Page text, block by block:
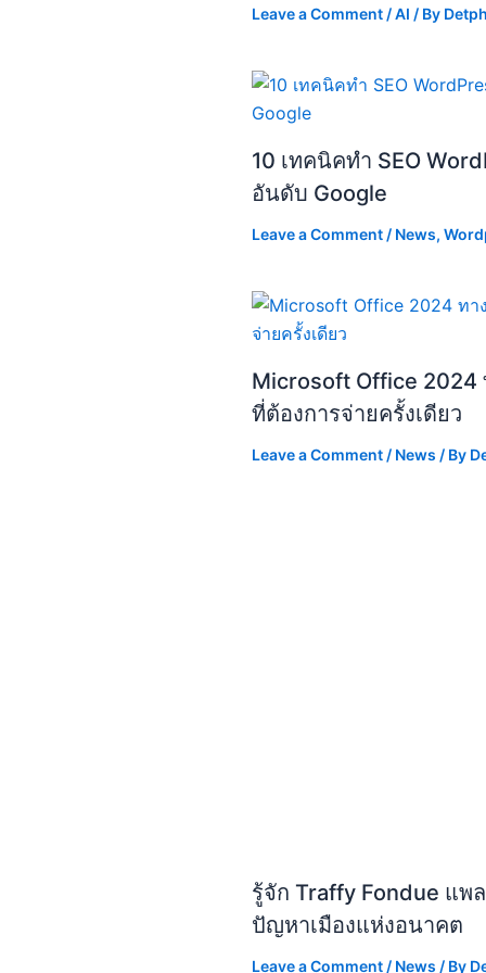
Leave a Comment /AI / By
10 เทคนิคทำ SEO
อันดับ Google
Leave a Comment / News,
Microsoft Office 2024
ที่ต้องการจ่ายครั้งเดียว
Leave a Comment / News / By
รู้จัก Traffy Fondue แพ
ปัญหาเมืองแห่งอนาคต
Leave a Comment / News / By